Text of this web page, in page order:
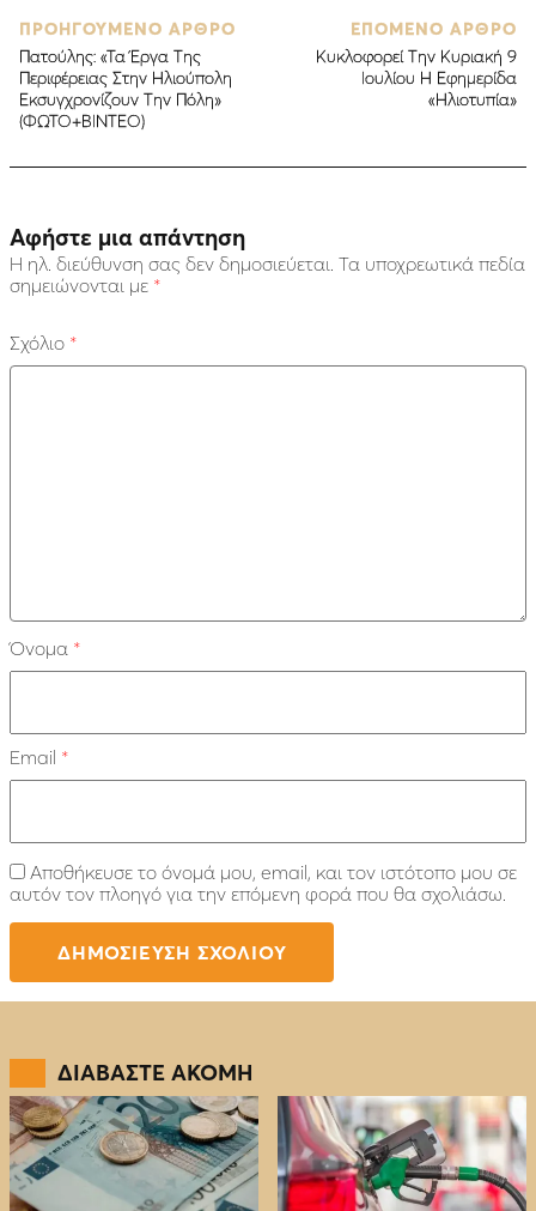
ΠΡΟΗΓΟΥΜΕΝΟ ΑΡΘΡΟ
Πατούλης: «Τα Έργα Της
Περιφέρειας Στην Ηλιούπολη
Εκσυγχρονίζουν Την Πόλη»
(ΦΩΤΟ+ΒΙΝΤΕΟ)
ΕΠΟΜΕΝΟ ΑΡΘΡΟ
Kυκλοφορεί Την Κυριακή 9
Ιουλίου Η Εφημερίδα
«Ηλιοτυπία»
Αφήστε μια απάντηση
Η ηλ. διεύθυνση σας δεν δημοσιεύεται. Τα υποχρεωτικά πεδία
σημειώνονται με *
Σχόλιο *
Όνομα *
Email *
Αποθήκευσε το όνομά μου, email, και τον ιστότοπο μου σε
αυτόν τον πλοηγό για την επόμενη φορά που θα σχολιάσω.
ΔΙΑΒΑΣΤΕ ΑΚΟΜΗ